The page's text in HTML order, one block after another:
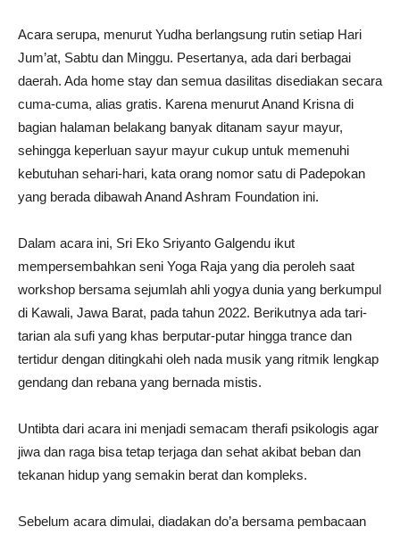
Acara serupa, menurut Yudha berlangsung rutin setiap Hari
Jum’at, Sabtu dan Minggu. Pesertanya, ada dari berbagai
daerah. Ada home stay dan semua dasilitas disediakan secara
cuma-cuma, alias gratis. Karena menurut Anand Krisna di
bagian halaman belakang banyak ditanam sayur mayur,
sehingga keperluan sayur mayur cukup untuk memenuhi
kebutuhan sehari-hari, kata orang nomor satu di Padepokan
yang berada dibawah Anand Ashram Foundation ini.
Dalam acara ini, Sri Eko Sriyanto Galgendu ikut
mempersembahkan seni Yoga Raja yang dia peroleh saat
workshop bersama sejumlah ahli yogya dunia yang berkumpul
di Kawali, Jawa Barat, pada tahun 2022. Berikutnya ada tari-
tarian ala sufi yang khas berputar-putar hingga trance dan
tertidur dengan ditingkahi oleh nada musik yang ritmik lengkap
gendang dan rebana yang bernada mistis.
Untibta dari acara ini menjadi semacam therafi psikologis agar
jiwa dan raga bisa tetap terjaga dan sehat akibat beban dan
tekanan hidup yang semakin berat dan kompleks.
Sebelum acara dimulai, diadakan do’a bersama pembacaan